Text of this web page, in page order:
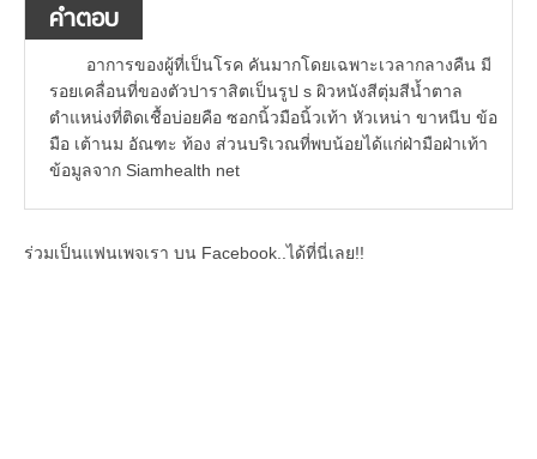
คำตอบ
อาการของผู้ที่เป็นโรค คันมากโดยเฉพาะเวลากลางคืน มี
รอยเคลื่อนที่ของตัวปาราสิตเป็นรูป s ผิวหนังสีตุ่มสีน้ำตาล
ตำแหน่งที่ติดเชื้อบ่อยคือ ซอกนิ้วมือนิ้วเท้า หัวเหน่า ขาหนีบ ข้อ
มือ เต้านม อัณฑะ ท้อง ส่วนบริเวณที่พบน้อยได้แก่ฝ่ามือฝ่าเท้า
ข้อมูลจาก Siamhealth net
ร่วมเป็นแฟนเพจเรา บน Facebook..ได้ที่นี่เลย!!